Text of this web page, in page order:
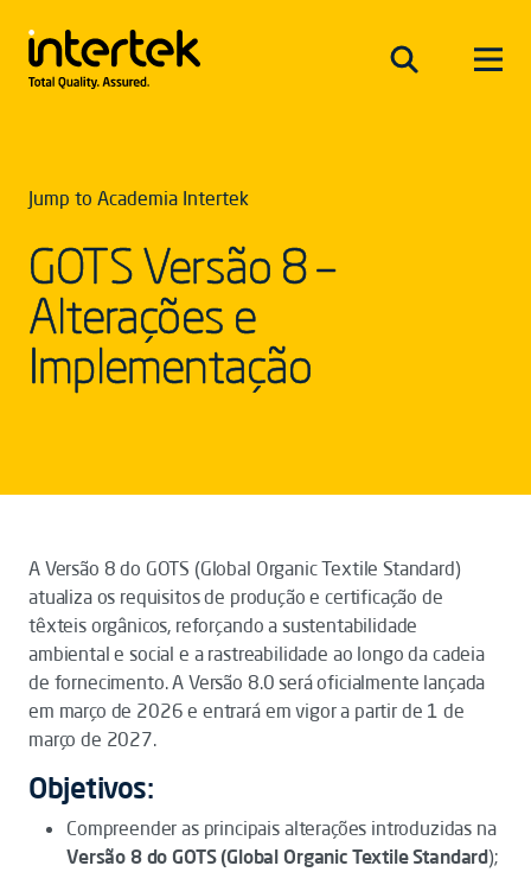
Jump to Academia Intertek
GOTS Versão 8 –
Alterações e
Implementação
A Versão 8 do GOTS (Global Organic Textile Standard)
atualiza os requisitos de produção e certificação de
têxteis orgânicos, reforçando a sustentabilidade
ambiental e social e a rastreabilidade ao longo da cadeia
de fornecimento. A Versão 8.0 será oficialmente lançada
em março de 2026 e entrará em vigor a partir de 1 de
março de 2027.
Objetivos:
Compreender as principais alterações introduzidas na
Versão 8 do GOTS (Global Organic Textile Standard);